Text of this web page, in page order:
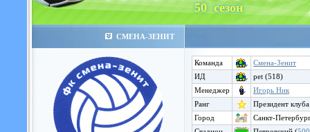
50 сезон
СМЕНА-ЗЕНИТ
Команда
Смена-Зенит
ИД
pet (518)
Менеджер
Игорь Ник
Ранг
Президент клуба
Город
Санкт-